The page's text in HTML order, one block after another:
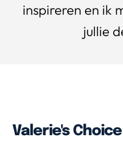
inspireren en ik
jullie
Valerie's Choice